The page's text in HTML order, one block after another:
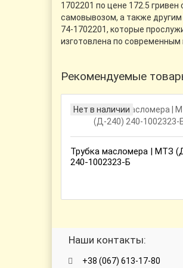
1702201 по цене 172.5
самовывозом, а также
74-1702201, которые
изготовлена по
Рекомендуемые
Нет в наличии
Трубка масломера | МТЗ
240-1002323-Б
Наши контакты:
+38 (067) 613-17-80